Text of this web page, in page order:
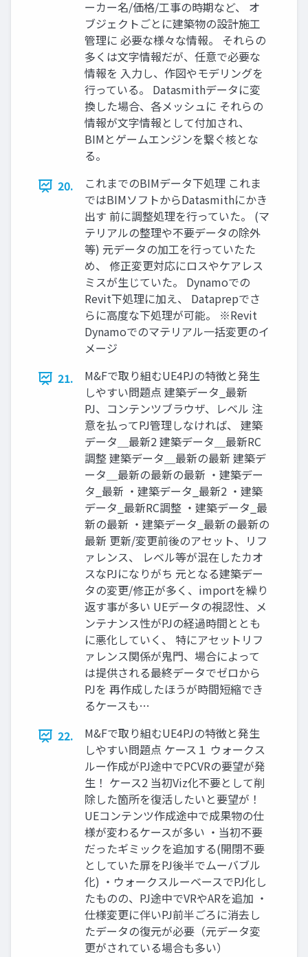
ーカー名/価格/工事の時期など、 オ
ブジェクトごとに建築物の設計施工
管理に 必要な様々な情報。 それらの
多くは文字情報だが、任意で必要な
情報を 入力し、作図やモデリングを
行っている。 Datasmithデータに変
換した場合、各メッシュに それらの
情報が文字情報として付加され、
BIMとゲームエンジンを繋ぐ核とな
る。
20.
これまでのBIMデータ下処理 これま
ではBIMソフトからDatasmithにかき
出す 前に調整処理を行っていた。 (マ
テリアルの整理や不要データの除外
等) 元データの加工を行っていたた
め、 修正変更対応にロスやケアレス
ミスが生じていた。 Dynamoでの
Revit下処理に加え、 Dataprepでさ
らに高度な下処理が可能。 ※Revit
Dynamoでのマテリアル一括変更のイ
メージ
21.
M&Fで取り組むUE4PJの特徴と発生
しやすい問題点 建築データ_最新
PJ、コンテンツブラウザ、レベル 注
意を払ってPJ管理しなければ、 建築
データ＿最新2 建築データ＿最新RC
調整 建築データ＿最新の最新 建築デ
ータ＿最新の最新の最新 ・建築デー
タ_最新 ・建築データ_最新2 ・建築
データ_最新RC調整 ・建築データ_最
新の最新 ・建築データ_最新の最新の
最新 更新/変更前後のアセット、リフ
ァレンス、 レベル等が混在したカオ
スなPJになりがち 元となる建築デー
タの変更/修正が多く、importを繰り
返す事が多い UEデータの視認性、メ
ンテナンス性がPJの経過時間ととも
に悪化していく、 特にアセットリフ
ァレンス関係が鬼門、場合によって
は提供される最終データでゼロから
PJを 再作成したほうが時間短縮でき
るケースも…
22.
M&Fで取り組むUE4PJの特徴と発生
しやすい問題点 ケース１ ウォークス
ルー作成がPJ途中でPCVRの要望が発
生！ ケース2 当初Viz化不要として削
除した箇所を復活したいと要望が！
UEコンテンツ作成途中で成果物の仕
様が変わるケースが多い ・当初不要
だったギミックを追加する(開閉不要
としていた扉をPJ後半でムーバブル
化) ・ウォークスルーベースでPJ化し
たものの、PJ途中でVRやARを追加 ・
仕様変更に伴いPJ前半ごろに消去し
たデータの復元が必要（元データ変
更がされている場合も多い）